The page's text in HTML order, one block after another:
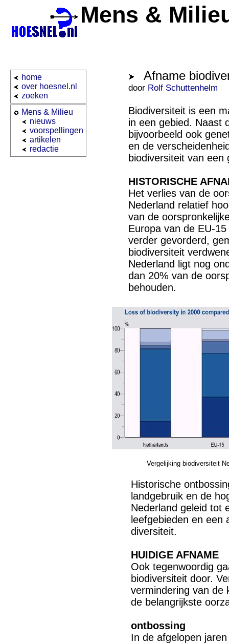
Mens &
home
over hoesnel.nl
zoeken
Mens & Milieu
nieuws
voorspellingen
artikelen
redactie
Afname
door Rolf Schuttenhelm
Biodiversiteit is een
in een gebied. Naast
bijvoorbeeld ook
en de
biodiversiteit van een
HISTORISCHE
Het verlies van de
Nederland relatief
van de
Europa van de EU-
verder gevorderd,
biodiversiteit
Nederland ligt nog
dan 20% van de
behouden.
Vergelijking biodiversiteit
Historische
landgebruik en de
Nederland geleid tot
leefgebieden en een
diversiteit.
HUIDIGE AFNAME
Ook tegenwoordig
biodiversiteit door.
vermindering van de
de belangrijkste
ontbossing
In de afgelopen